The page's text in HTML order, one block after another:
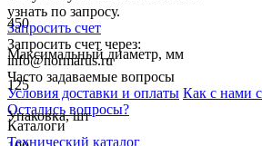
450
Максимальный диаметр, мм
125
Упаковка, шт
узнать по запросу.
Запросить счет
Запросить счет через:
info@normarus.ru
Часто задаваемые вопросы
Условия доставки и оплаты Как с нами
Остались вопросы?
Каталоги
Технический каталог